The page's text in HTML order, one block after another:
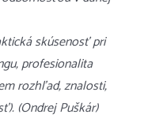
skúsenosť pri
profesionalita
rozhľad, znalosti,
(Ondrej Puškár)